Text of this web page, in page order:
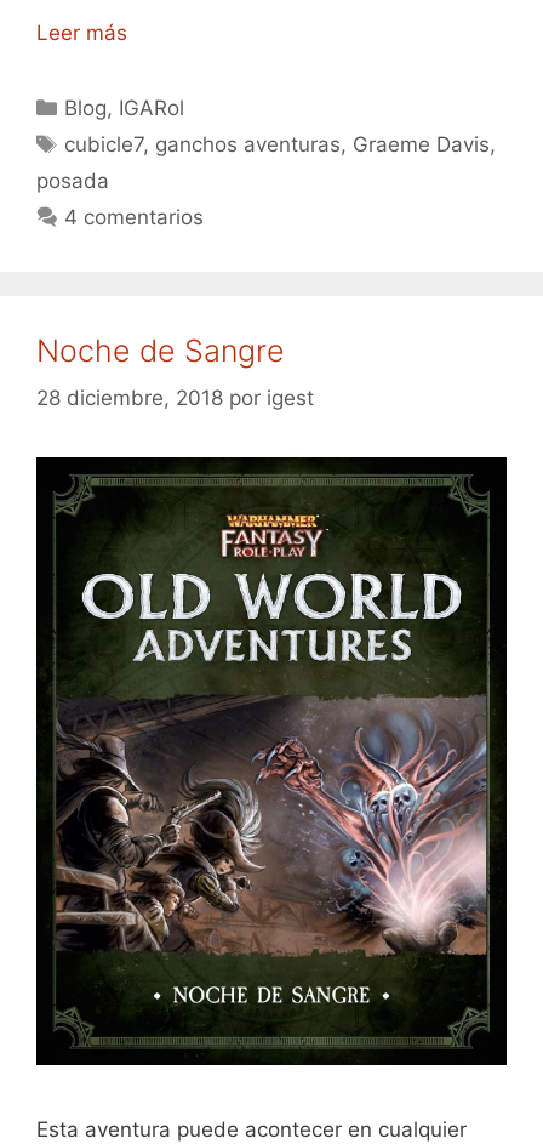
Leer más
Categorías
Blog, IGARol
Etiquetas
cubicle7, ganchos aventuras, Graeme Davis,
posada
4 comentarios
Noche de Sangre
28 diciembre, 2018 por igest
Esta aventura puede acontecer en cualquier